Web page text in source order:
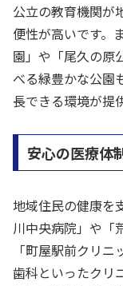
公立の教育機関が
便性が高いです。
園」や「尾久の原
べる緑豊かな公園
長できる環境が提
安心の医療体
地域住民の健康を
川中央病院」や「
「町屋駅前クリ
歯科といったクリ